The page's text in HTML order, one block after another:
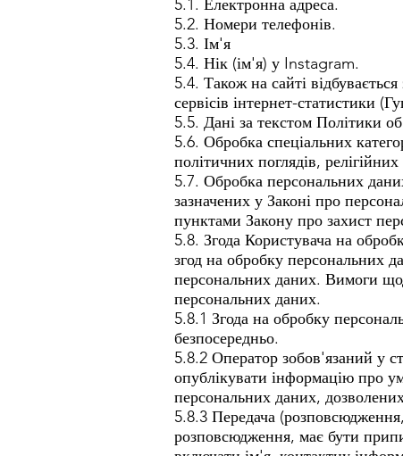
5.1. Електронна адреса.
5.2. Номери телефонів.
5.3. Ім'я
5.4. Нік (ім'я) у Instagram.
5.4. Також на сайті
сервісів інтернет-статистики
5.5. Дані за текстом Політики
5.6. Обробка спеціальних
політичних поглядів,
5.7. Обробка персональних
зазначених у Законі про
пунктами Закону про захист
5.8. Згода Користувача на
згод на обробку персональних
персональних даних. Вимоги
персональних даних.
5.8.1 Згода на обробку
безпосередньо.
5.8.2 Оператор зобов'язаний у
опублікувати інформацію про
персональних даних,
5.8.3 Передача
розповсюдження, має бути